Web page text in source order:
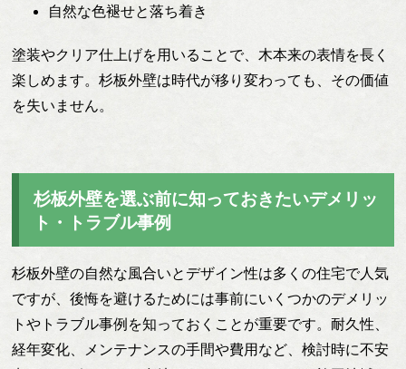
自然な色褪せと落ち着き
塗装やクリア仕上げを用いることで、木本来の表情を長く
楽しめます。杉板外壁は時代が移り変わっても、その価値
を失いません。
杉板外壁を選ぶ前に知っておきたいデメリッ
ト・トラブル事例
杉板外壁の自然な風合いとデザイン性は多くの住宅で人気
ですが、後悔を避けるためには事前にいくつかのデメリッ
トやトラブル事例を知っておくことが重要です。耐久性、
経年変化、メンテナンスの手間や費用など、検討時に不安